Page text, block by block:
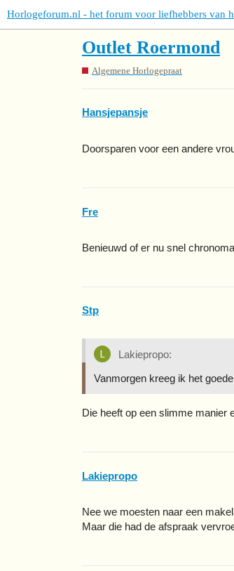
Horlogeforum.nl - het forum voor liefhebbers van
Outlet Roermond
Algemene Horlogepraat
Hansjepansje
Doorsparen voor een andere
Fre
Benieuwd of er nu snel
Stp
Lakiepropo:
Vanmorgen kreeg ik het
Die heeft op een slimme manier
Lakiepropo
Nee we moesten naar een
Maar die had de afspraak